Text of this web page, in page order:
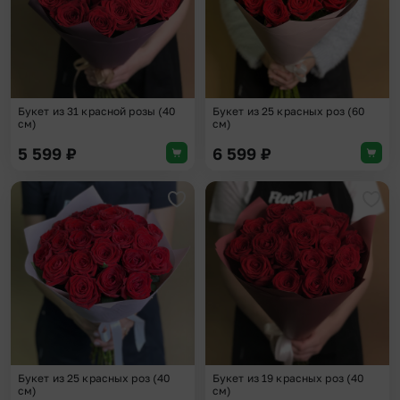
Букет из 31 красной розы (40
см)
5 599 ₽
Букет из 25 красных роз (60
см)
6 599 ₽
Добавить в избранное
Букет из 25 красных роз (40
см)
Букет из 19 красных роз (40
см)